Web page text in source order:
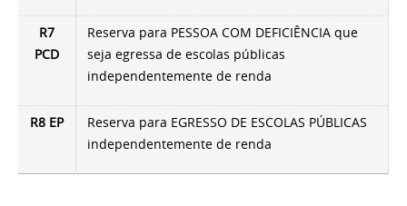
R7
PCD
Reserva para PESSOA COM DEFICIÊNCIA que
seja egressa de escolas públicas
independentemente de renda
R8 EP
Reserva para EGRESSO DE ESCOLAS PÚBLICAS
independentemente de renda